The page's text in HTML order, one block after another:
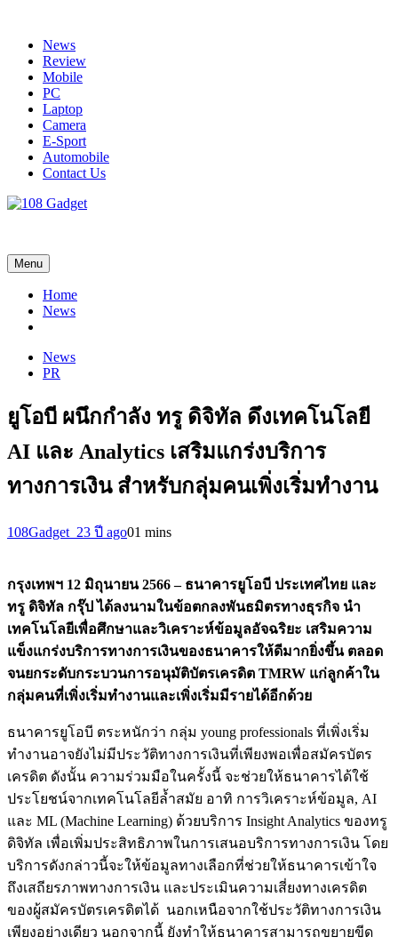
contentNews
Review
Mobile
PC
Laptop
Camera
E-Sport
Automobile
Contact Us
Menu
Home
News
News
PR
ยูโอบี ผนึกกำลัง ทรู ดิจิทัล ดึงเทคโนโลยี
AI และ Analytics เสริมแกร่งบริการ
ทางการเงิน สำหรับกลุ่มคนเพิ่งเริ่มทำงาน
108Gadget_23 ปี ago01 mins
กรุงเทพฯ 12 มิถุนายน 2566 – ธนาคารยูโอบี ประเทศไทย และ
ทรู ดิจิทัล กรุ๊ป ได้ลงนามในข้อตกลงพันธมิตรทางธุรกิจ นำ
เทคโนโลยีเพื่อศึกษาและวิเคราะห์ข้อมูลอัจฉริยะ เสริมความ
แข็งแกร่งบริการทางการเงินของธนาคารให้ดีมากยิ่งขึ้น ตลอด
จนยกระดับกระบวนการอนุมัติบัตรเครดิต TMRW แก่ลูกค้าใน
กลุ่มคนที่เพิ่งเริ่มทำงานและเพิ่งเริ่มมีรายได้อีกด้วย
ธนาคารยูโอบี ตระหนักว่า กลุ่ม young professionals ที่เพิ่งเริ่ม
ทำงานอาจยังไม่มีประวัติทางการเงินที่เพียงพอเพื่อสมัครบัตร
เครดิต ดังนั้น ความร่วมมือในครั้งนี้ จะช่วยให้ธนาคารได้ใช้
ประโยชน์จากเทคโนโลยีล้ำสมัย อาทิ การวิเคราะห์ข้อมูล, AI
และ ML (Machine Learning) ด้วยบริการ Insight Analytics ของทรู
ดิจิทัล เพื่อเพิ่มประสิทธิภาพในการเสนอบริการทางการเงิน โดย
บริการดังกล่าวนี้จะให้ข้อมูลทางเลือกที่ช่วยให้ธนาคารเข้าใจ
ถึงเสถียรภาพทางการเงิน และประเมินความเสี่ยงทางเครดิต
ของผู้สมัครบัตรเครดิตได้ นอกเหนือจากใช้ประวัติทางการเงิน
เพียงอย่างเดียว นอกจากนี้ ยังทำให้ธนาคารสามารถขยายขีด